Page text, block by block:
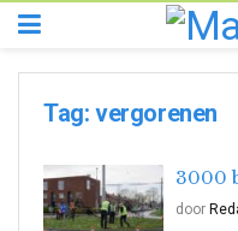
Tag: vergorenen
3000
door